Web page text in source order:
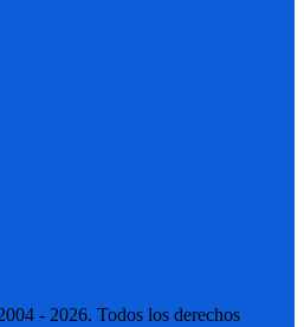
- 2026. Todos los derechos